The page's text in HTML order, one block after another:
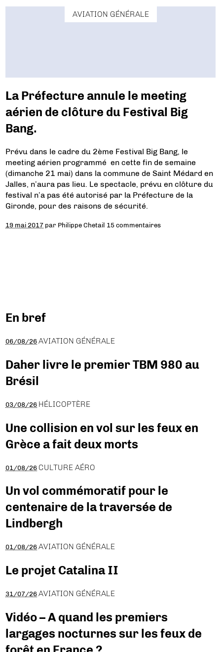
AVIATION GÉNÉRALE
La Préfecture annule le meeting
aérien de clôture du Festival Big
Bang.
Prévu dans le cadre du 2ème Festival Big Bang, le
meeting aérien programmé en cette fin de semaine
(dimanche 21 mai) dans la commune de Saint Médard en
Jalles, n’aura pas lieu. Le spectacle, prévu en clôture du
festival n’a pas été autorisé par la Préfecture de la
Gironde, pour des raisons de sécurité.
19 mai 2017 par Philippe Chetail 15 commentaires
En bref
06/08/26 AVIATION GÉNÉRALE
Daher livre le premier TBM 980 au
Brésil
03/08/26 HÉLICOPTÈRE
Une collision en vol sur les feux en
Grèce a fait deux morts
01/08/26 CULTURE AÉRO
Un vol commémoratif pour le
centenaire de la traversée de
Lindbergh
01/08/26 AVIATION GÉNÉRALE
Le projet Catalina II
31/07/26 AVIATION GÉNÉRALE
Vidéo – A quand les premiers
largages nocturnes sur les feux de